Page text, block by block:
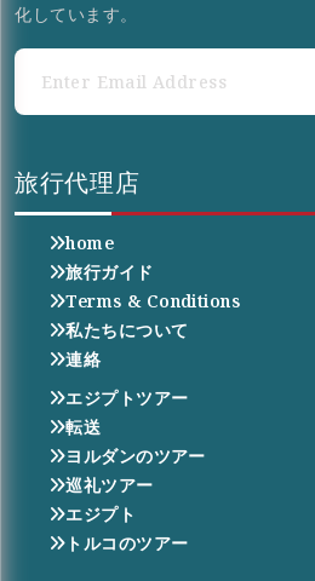
化しています。
旅行代理店
home
旅行ガイド
Terms & Conditions
私たちについて
連絡
エジプトツアー
転送
ヨルダンのツアー
巡礼ツアー
エジプト
トルコのツアー